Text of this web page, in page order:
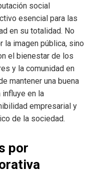
social
esencial para las
en su totalidad. No
la imagen pública, sino
el bienestar de los
y la comunidad en
mantener una buena
en la
empresarial y
de la sociedad.
por